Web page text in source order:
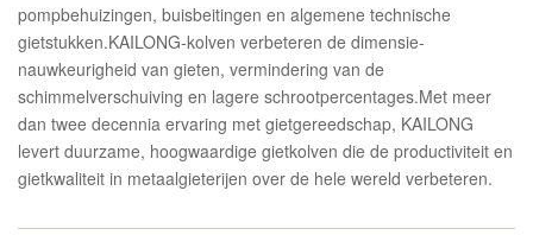
pompbehuizingen, buisbeitingen en algemene technische
gietstukken.KAILONG-kolven verbeteren de dimensie-
nauwkeurigheid van gieten, vermindering van de
schimmelverschuiving en lagere schrootpercentages.Met meer
dan twee decennia ervaring met gietgereedschap, KAILONG
levert duurzame, hoogwaardige gietkolven die de productiviteit en
gietkwaliteit in metaalgieterijen over de hele wereld verbeteren.